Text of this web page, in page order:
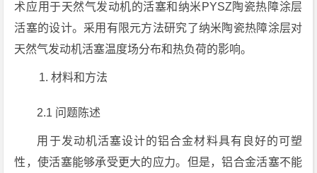
术应用于天然气发动机的活塞和纳米PYSZ陶瓷热障涂层
活塞的设计。采用有限元方法研究了纳米陶瓷热障涂层对
天然气发动机活塞温度场分布和热负荷的影响。
材料和方法
2.1 问题陈述
用于发动机活塞设计的铝合金材料具有良好的可塑
性，使活塞能够承受更大的应力。但是，铝合金活塞不能